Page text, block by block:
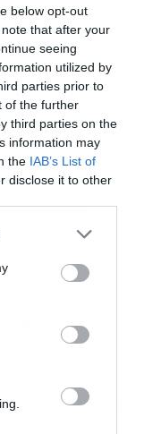
below opt-out
that after your
seeing
utilized by
parties prior to
of the further
third parties on the
information may
the IAB’s List of
disclose it to other
για τη Γάζα,
τη θέση μου
κατανόησης
το χαμένο
καταθέσεις
επταετία
καμία δημόσια
για πυρκαγιές
μέχρι και αύριο